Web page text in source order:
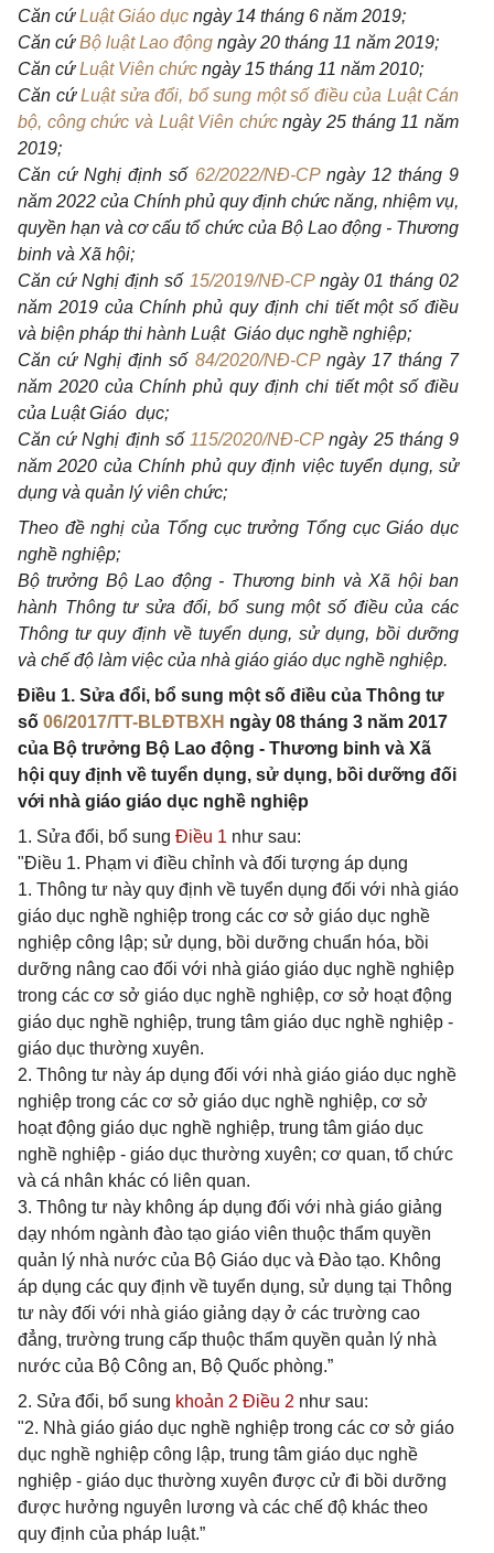
Căn cứLuật Giáo dục ngày 14 tháng 6 năm 2019;
Căn cứBộ luật Lao động ngày 20 tháng 11 năm 2019;
Căn cứLuật Viên chức ngày 15 tháng 11 năm 2010;
Căn cứLuật sửa đổi, bổ sung một số điều của Luật Cán
bộ, công chức và Luật Viên chức ngày 25 tháng 11 năm
2019;
Căn cứ Nghị định số 62/2022/NĐ-CPngày 12 tháng 9
năm 2022 của Chính phủ quy định chức năng, nhiệm vụ,
quyền hạn và cơ cấu tổ chức của Bộ Lao động - Thương
binh và Xã hội;
Căn cứ Nghị định số 15/2019/NĐ-CP ngày 01 tháng 02
năm 2019 của Chính phủ quy định chi tiết một số điều
và biện pháp thi hành Luật Giáo dục nghề nghiệp;
Căn cứ Nghị định số 84/2020/NĐ-CPngày 17 tháng 7
năm 2020 của Chính phủ quy định chi tiết một số điều
của Luật Giáo dục;
Căn cứ Nghị định số 115/2020/NĐ-CPngày 25 tháng 9
năm 2020 của Chính phủ quy định việc tuyển dụng, sử
dụng và quản lýviên chức;
Theo đề nghị của Tổng cục trưởng Tổng cục Giáo dục
nghề nghiệp;
Bộ trưởng Bộ Lao động - Thương binh và Xã hội ban
hành Thông tư sửa đổi, bổsung một số điều của các
Thông tư quy định về tuyển dụng, sử dụng, bồi dưỡng
và chế độ làm việc của nhà giáo giáo dục nghề nghiệp.
Điều 1. Sửa đổi, bổ sung một số điều của Thông tư
số 06/2017/TT-BLĐTBXH ngày 08 tháng 3 năm 2017
của Bộ trưởng Bộ Lao động - Thương binh và Xã
hội quy định về tuyển dụng, sử dụng, bồi dưỡng đối
với nhà giáo giáo dục nghề nghiệp
1. Sửa đổi, bổ sung Điều 1 như sau:
"Điều 1. Phạm vi điều chỉnh và đối tượng áp dụng
1. Thông tư này quy định về tuyển dụng đối với nhà giáo
giáo dục nghề nghiệp trong các cơ sở giáo dục nghề
nghiệp công lập; sử dụng, bồi dưỡng chuẩn hóa, bồi
dưỡng nâng cao đối với nhà giáo giáo dục nghề nghiệp
trong các cơ sở giáo dục nghề nghiệp, cơ sở hoạt động
giáo dục nghề nghiệp, trung tâm giáo dục nghề nghiệp -
giáo dục thường xuyên.
2. Thông tư này áp dụng đối với nhà giáo giáo dục nghề
nghiệp trong các cơ sở giáo dục nghề nghiệp, cơ sở
hoạt động giáo dục nghề nghiệp, trung tâm giáo dục
nghề nghiệp - giáo dục thường xuyên; cơ quan, tổ chức
và cá nhân khác có liên quan.
3. Thông tư này không áp dụng đối với nhà giáo giảng
dạy nhóm ngành đào tạo giáo viên thuộc thẩm quyền
quản lý nhà nước của Bộ Giáo dục và Đào tạo. Không
áp dụng các quy định về tuyển dụng, sử dụng tại Thông
tư này đối với nhà giáo giảng dạy ở các trường cao
đẳng, trường trung cấp thuộc thẩm quyền quản lý nhà
nước của Bộ Công an, Bộ Quốc phòng.”
2. Sửa đổi, bổ sung khoản 2 Điều 2 như sau:
"2. Nhà giáo giáo dục nghề nghiệp trong các cơ sở giáo
dục nghề nghiệp công lập, trung tâm giáo dục nghề
nghiệp - giáo dục thường xuyên được cử đi bồi dưỡng
được hưởng nguyên lương và các chế độ khác theo
quy định của pháp luật.”